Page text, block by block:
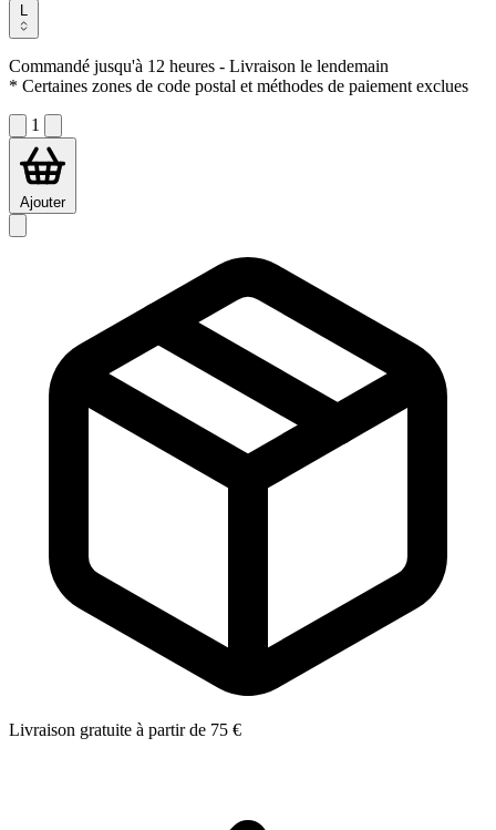
L
Commandé jusqu'à 12 heures - Livraison le lendemain
* Certaines zones de code postal et méthodes de paiement exclues
1
Ajouter
Livraison gratuite à partir de 75 €